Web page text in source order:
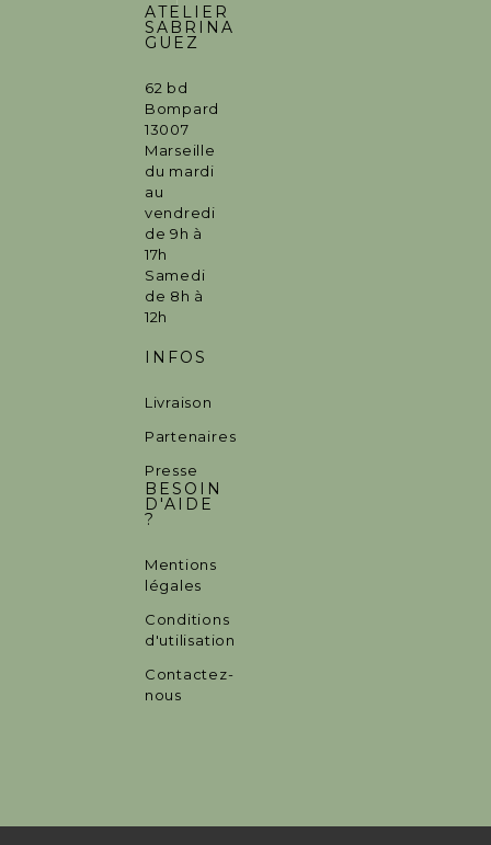
ATELIER
SABRINA
GUEZ
62 bd
Bompard
13007
Marseille
du mardi
au
vendredi
de 9h à
17h
Samedi
de 8h à
12h
INFOS
Livraison
Partenaires
Presse
BESOIN
D'AIDE
?
Mentions
légales
Conditions
d'utilisation
Contactez-
nous